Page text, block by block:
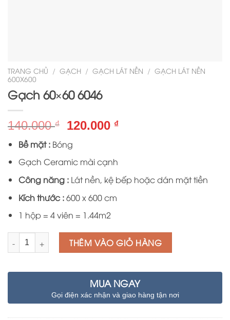
TRANG CHỦ / GẠCH / GẠCH LÁT NỀN / GẠCH LÁT NỀN
600X600
Gạch 60×60 6046
140.000₫
Giá
là:
140.000 ₫.
120.000 ₫Giá
120.000 ₫.
Bề mặt :Bóng
Gạch Ceramic mài cạnh
Công năng :Lát nền, kệ bếp hoặc dán mặt tiền
Kích thước :600 x 600 cm
1 hộp = 4 viên = 1.44m2
Số lượng THÊM VÀO GIỎ HÀNG
MUA NGAY
Gọi điện xác nhận và giao hàng tận nơi